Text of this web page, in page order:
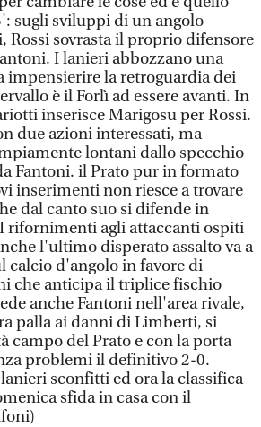
sugli sviluppi di un angolo
Rossi sovrasta il proprio difensore
I lanieri abbozzano una
impensierire la retroguardia dei
è il Forlì ad essere avanti. In
inserisce Marigosu per Rossi.
due azioni interessati, ma
lontani dallo specchio
Fantoni. il Prato pur in formato
inserimenti non riesce a trovare
dal canto suo si difende in
rifornimenti agli attaccanti ospiti
l'ultimo disperato assalto va a
calcio d'angolo in favore di
che anticipa il triplice fischio
anche Fantoni nell'area rivale,
palla ai danni di Limberti, si
campo del Prato e con la porta
problemi il definitivo 2-0.
sconfitti ed ora la classifica
sfida in casa con il